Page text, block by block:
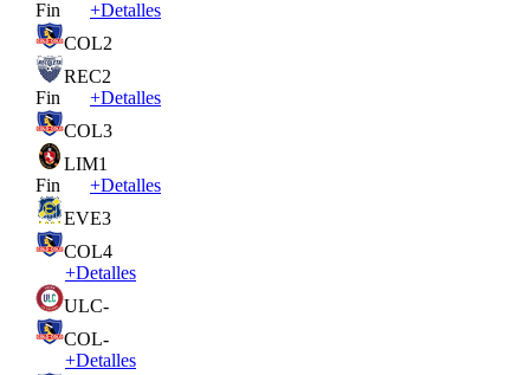
Fin +Detalles
COL2
REC2
Fin
+Detalles
COL3
LIM1
Fin
+Detalles
EVE3
COL4
+Detalles
ULC-
COL-
+Detalles